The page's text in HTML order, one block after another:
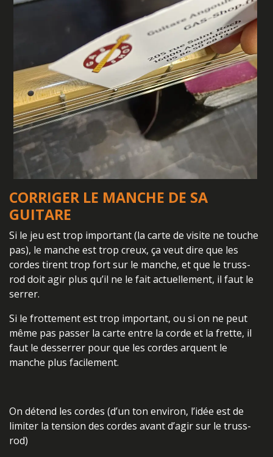
CORRIGER LE MANCHE DE SA
GUITARE
Si le jeu est trop important (la carte de visite ne touche
pas), le manche est trop creux, ça veut dire que les
cordes tirent trop fort sur le manche, et que le truss-
rod doit agir plus qu’il ne le fait actuellement, il faut le
serrer.
Si le frottement est trop important, ou si on ne peut
même pas passer la carte entre la corde et la frette, il
faut le desserrer pour que les cordes arquent le
manche plus facilement.
On détend les cordes (d’un ton environ, l’idée est de
limiter la tension des cordes avant d’agir sur le truss-
rod)